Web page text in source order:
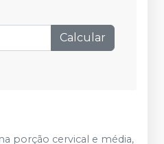
Calcular
porção cervical e média,